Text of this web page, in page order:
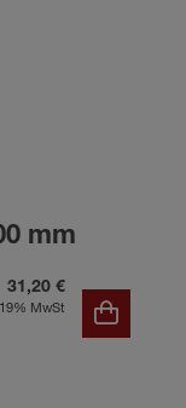
mm
31,20 €
MwSt